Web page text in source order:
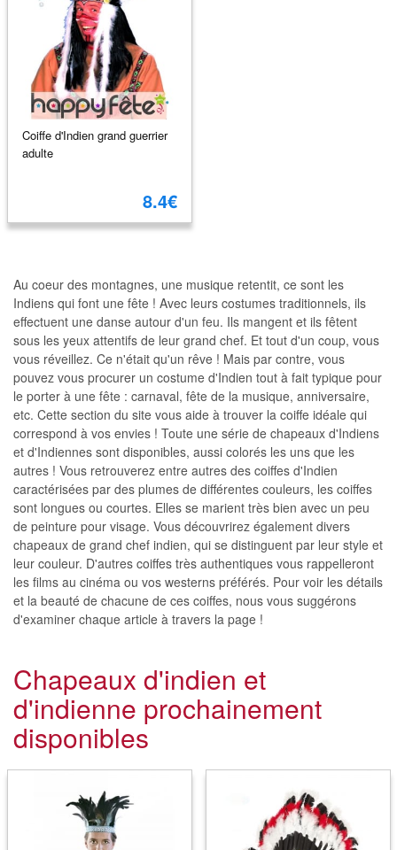
Coiffe d'Indien grand guerrier
adulte
8.4€
Au coeur des montagnes, une musique retentit, ce sont les
Indiens qui font une fête ! Avec leurs costumes traditionnels, ils
effectuent une danse autour d'un feu. Ils mangent et ils fêtent
sous les yeux attentifs de leur grand chef. Et tout d'un coup, vous
vous réveillez. Ce n'était qu'un rêve ! Mais par contre, vous
pouvez vous procurer un costume d'Indien tout à fait typique pour
le porter à une fête : carnaval, fête de la musique, anniversaire,
etc. Cette section du site vous aide à trouver la coiffe idéale qui
correspond à vos envies ! Toute une série de chapeaux d'Indiens
et d'Indiennes sont disponibles, aussi colorés les uns que les
autres ! Vous retrouverez entre autres des coiffes d'Indien
caractérisées par des plumes de différentes couleurs, les coiffes
sont longues ou courtes. Elles se marient très bien avec un peu
de peinture pour visage. Vous découvrirez également divers
chapeaux de grand chef indien, qui se distinguent par leur style et
leur couleur. D'autres coiffes très authentiques vous rappelleront
les films au cinéma ou vos westerns préférés. Pour voir les détails
et la beauté de chacune de ces coiffes, nous vous suggérons
d'examiner chaque article à travers la page !
Chapeaux d'indien et
d'indienne prochainement
disponibles